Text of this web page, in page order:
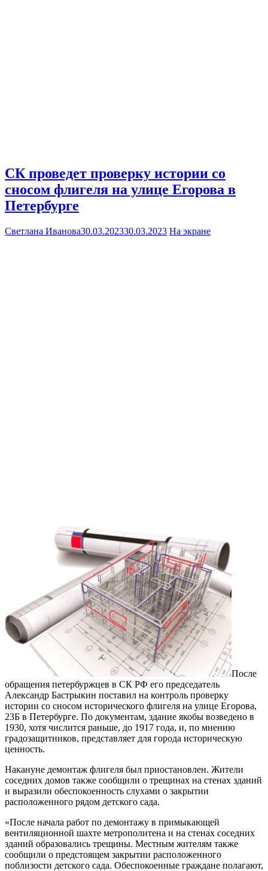
СК проведет проверку истории со
сносом флигеля на улице Егорова в
Петербурге
Светлана Иванова30.03.202330.03.2023 На экране
После
обращения петербуржцев в СК РФ его председатель
Александр Бастрыкин поставил на контроль проверку
истории со сносом исторического флигеля на улице Егорова,
23Б в Петербурге. По документам, здание якобы возведено в
1930, хотя числится раньше, до 1917 года, и, по мнению
градозащитников, представляет для города историческую
ценность.
Накануне демонтаж флигеля был приостановлен. Жители
соседних домов также сообщили о трещинах на стенах зданий
и выразили обеспокоенность слухами о закрытии
расположенного рядом детского сада.
«После начала работ по демонтажу в примыкающей
вентиляционной шахте метрополитена и на стенах соседних
зданий образовались трещины. Местным жителям также
сообщили о предстоящем закрытии расположенного
поблизости детского сада. Обеспокоенные граждане полагают,